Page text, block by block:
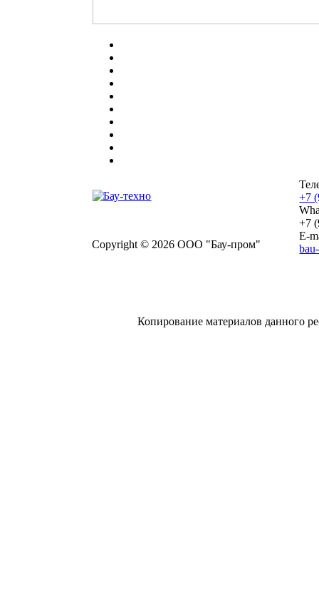
Copyright © 2026 ООО "Бау-пром"
+7
+7
E-
Копирование материалов данного